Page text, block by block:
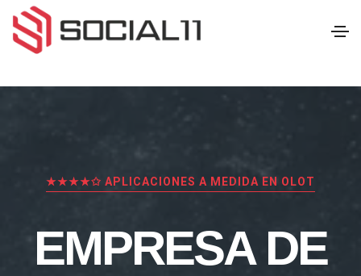
★★★★✩ APLICACIONES A MEDIDA EN OLOT
EMPRESA DE